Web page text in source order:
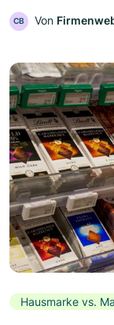
CB Von
Hausmarke vs.